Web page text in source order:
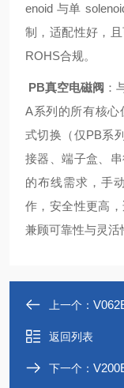
enoid 与单
制，适配性好，
ROHS合规。
PB真空电磁阀 ：
A系列的所有核心
式切换（仅PB系
接器、端子盒、
的布线需求，手
作，安全性更高
兼顾可靠性与灵活
上一个： V062E1-
返回列表
下一个：